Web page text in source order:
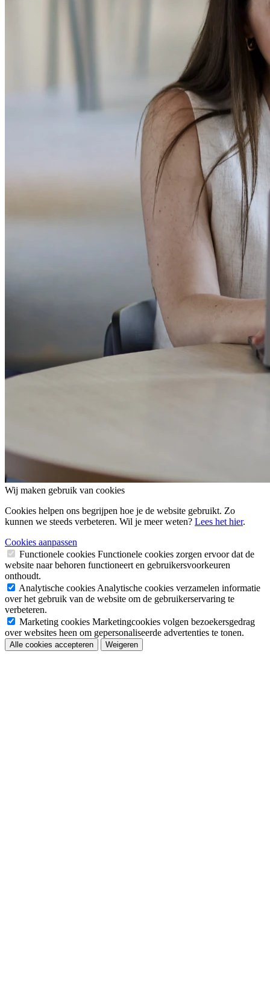
Wij maken gebruik van cookies
Cookies helpen ons begrijpen hoe je de website gebruikt. Zo
kunnen we steeds verbeteren. Wil je meer weten? Lees het hier.
Cookies aanpassen
Functionele cookies Functionele cookies zorgen ervoor dat de
website naar behoren functioneert en gebruikersvoorkeuren
onthoudt.
Analytische cookies Analytische cookies verzamelen informatie
over het gebruik van de website om de gebruikerservaring te
verbeteren.
Marketing cookies Marketingcookies volgen bezoekersgedrag
over websites heen om gepersonaliseerde advertenties te tonen.
Alle cookies accepteren Weigeren